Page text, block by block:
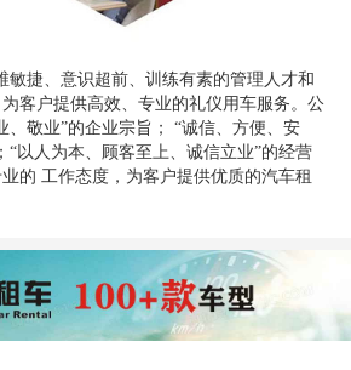
敏捷、意识超前、训练有素的管理人才和
客户提供高效、专业的礼仪用车服务。公
、敬业”的企业宗旨； “诚信、方便、安
“以人为本、顾客至上、诚信立业”的经营
的 工作态度，为客户提供优质的汽车租